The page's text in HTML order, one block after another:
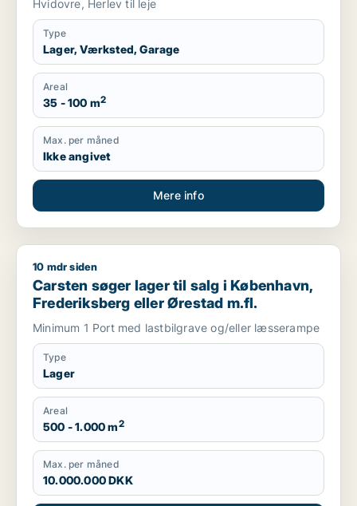
Hvidovre, Herlev til leje
Type
Lager, Værksted, Garage
Areal
35 - 100 m2
Max. per måned
Ikke angivet
Mere info
Carsten søger lager til salg i København, Frederiksberg
10 mdr siden
Carsten søger lager til salg i København,
Frederiksberg eller Ørestad m.fl.
Minimum 1 Port med lastbilgrave og/eller læsserampe
Type
Lager
Areal
500 - 1.000 m2
Max. per måned
10.000.000 DKK